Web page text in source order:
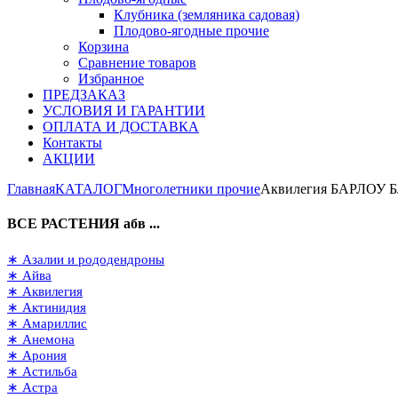
Клубника (земляника садовая)
Плодово-ягодные прочие
Корзина
Сравнение товаров
Избранное
ПРЕДЗАКАЗ
УСЛОВИЯ И ГАРАНТИИ
ОПЛАТА И ДОСТАВКА
Контакты
АКЦИИ
ГлавнаяКАТАЛОГМноголетники прочиеАквилегия БАРЛОУ
ВСЕ РАСТЕНИЯ абв ...
∗ Азалии и рододендроны
∗ Айва
∗ Аквилегия
∗ Актинидия
∗ Амариллис
∗ Анемона
∗ Арония
∗ Астильба
∗ Астра